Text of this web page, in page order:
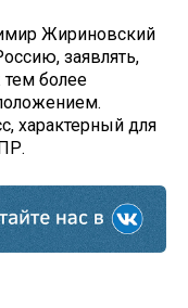
Жириновский
заявлять,
тем более
характерный для